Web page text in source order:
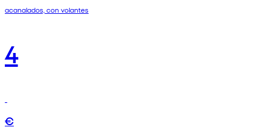
acanalados, con volantes
4
€